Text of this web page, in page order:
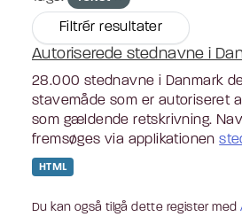
Filtrér resultater
Autoriserede stednavne i
28.000 stednavne i Danmark
stavemåde som er autoriseret
som gældende retskrivning.
fremsøges via applikationen
HTML
Du kan også tilgå dette register med